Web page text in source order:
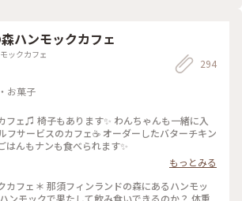
とりっぷ日光 #ことりっぷ栃木 #ドライブ #日光ド
寺湖 #冬の中禅寺湖 #冬の日光 #リフレクション #
景 #雪景色 #スワンボート #日光 #日光市 #栃木
ハンモックカフェ
ックカフェ
お菓子
294
フェ♫ 椅子もあります✨ わんちゃんも一緒に入
フサービスのカフェ☕️ オーダーしたバターチキン
はんもナンも食べられます✨
もっとみる
カフェ＊ 那須フィンランドの森にあるハンモッ
ンモックで果たして飲み食いできるのか？ 体重